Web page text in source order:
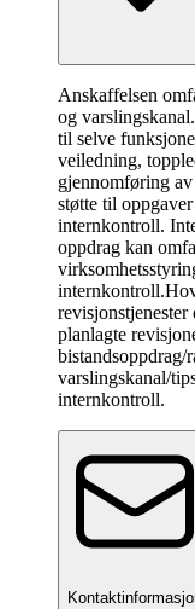
Anskaffelsen
og
til selve
veiledning,
gjennomføring
støtte til
internkontroll.
oppdrag kan
internkontroll.
revisjonstjenester
planlagte
bistandsoppdrag/
varslingskanal/
internkontroll.